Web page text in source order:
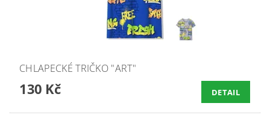
CHLAPECKÉ TRIČKO "ART"
130 Kč DETAIL